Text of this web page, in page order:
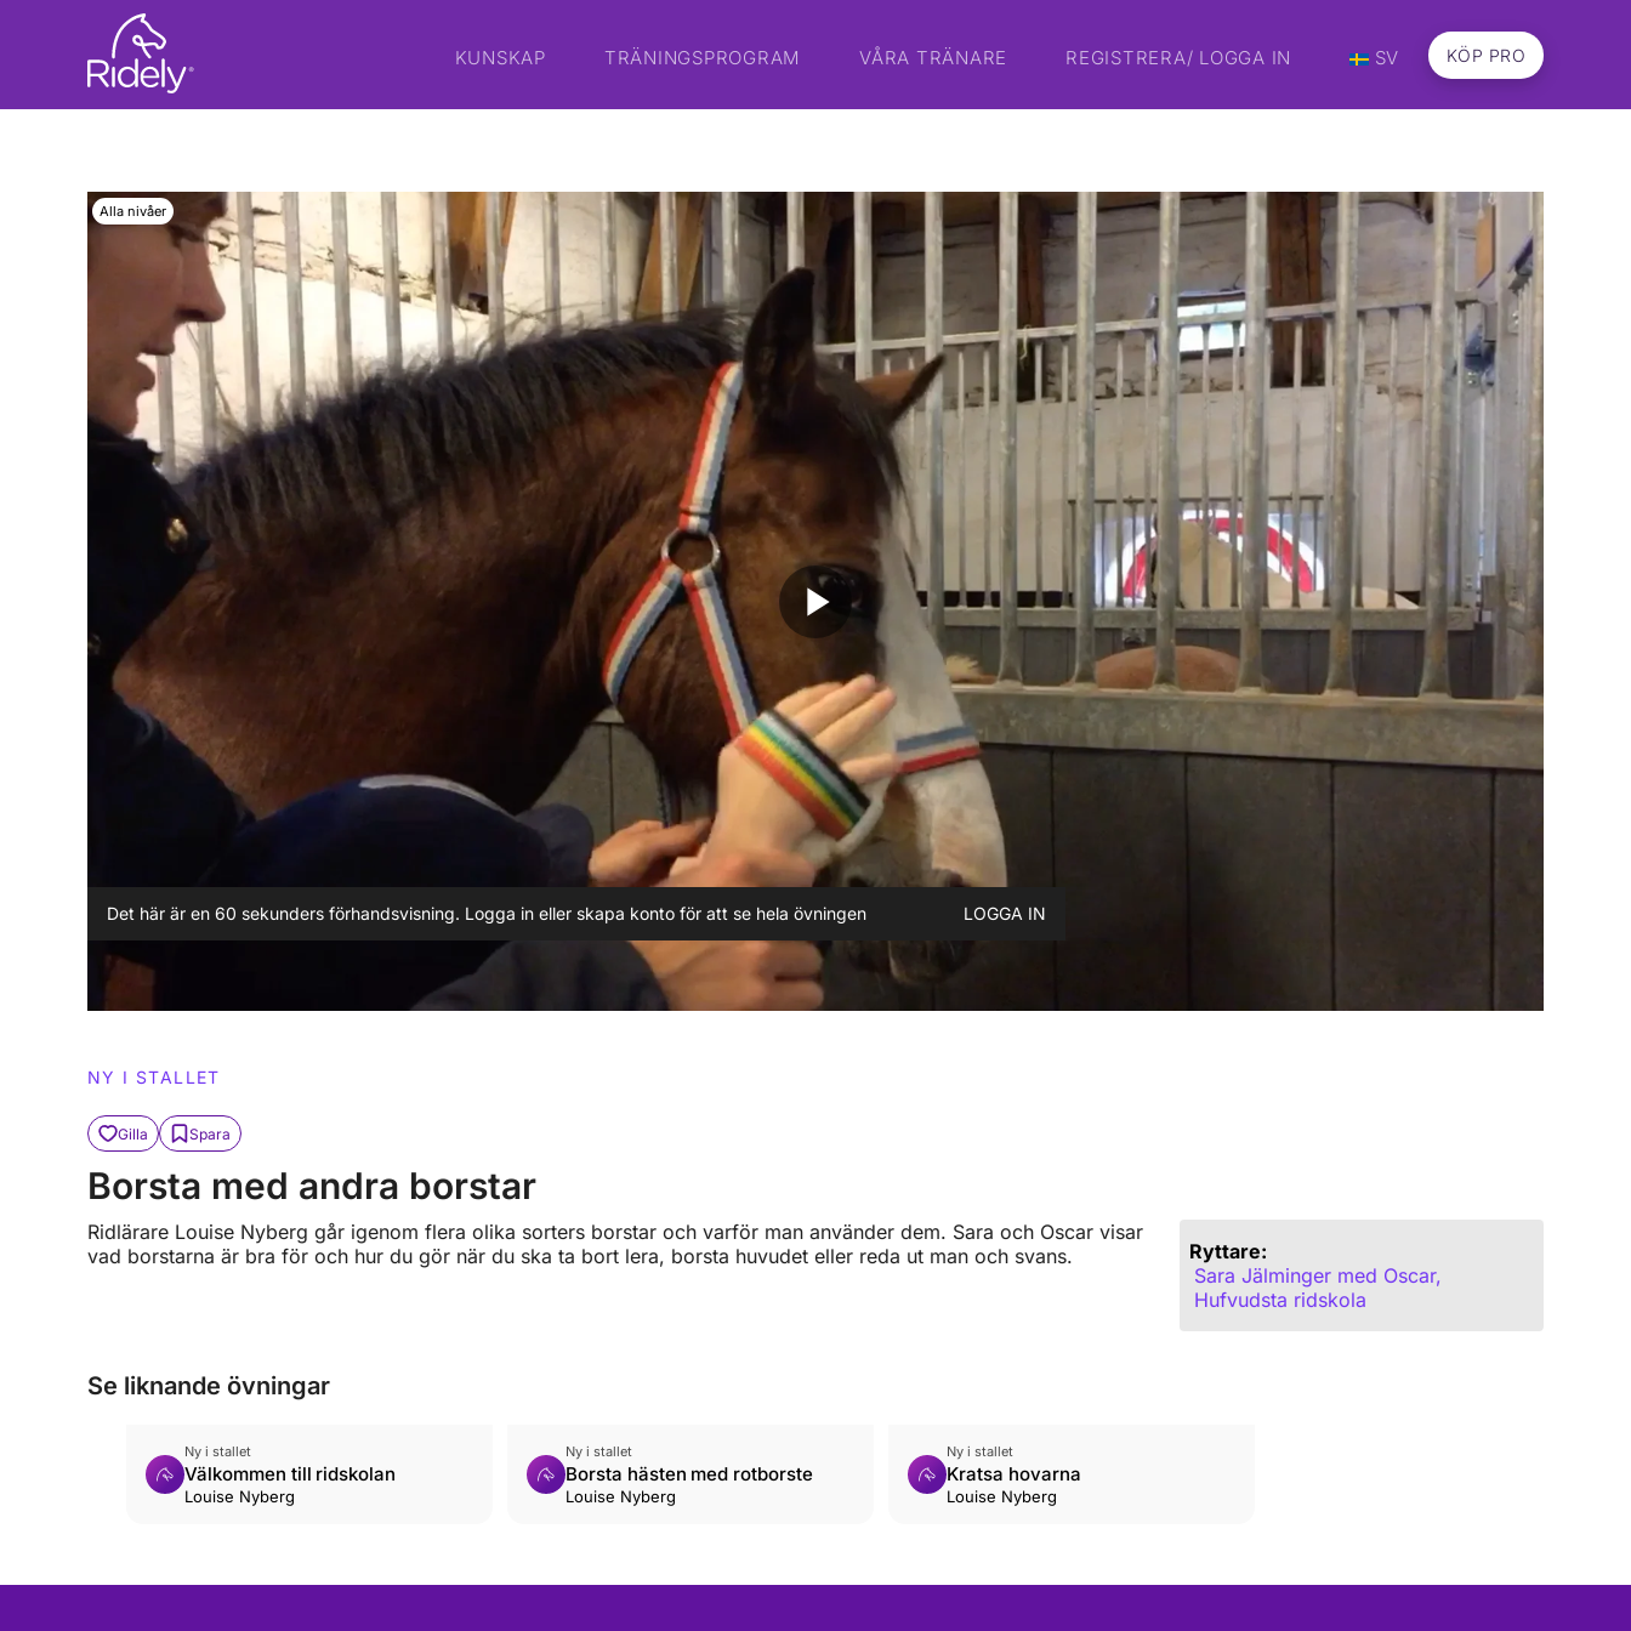
KUNSKAP TRÄNINGSPROGRAM VÅRA TRÄNARE REGISTRERA/ LOGGA IN SV KÖP PRO
play_arrow
Alla nivåer
Det här är en 60 sekunders förhandsvisning. Logga in eller skapa konto för att se hela övningen LOGGA IN
NY I STALLET
Gilla Spara
Borsta med andra borstar
Ridlärare Louise Nyberg går igenom flera olika sorters borstar och varför man använder dem. Sara och Oscar visar
vad borstarna är bra för och hur du gör när du ska ta bort lera, borsta huvudet eller reda ut man och svans.
Ryttare:
Sara Jälminger med Oscar,
Hufvudsta ridskola
Se liknande övningar
Ny i stallet
Välkommen till ridskolan
Louise Nyberg
Ny i stallet
Borsta hästen med rotborste
Louise Nyberg
Ny i stallet
Kratsa hovarna
Louise Nyberg